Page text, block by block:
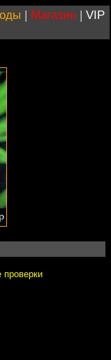
| Магазин | VIP
проверки